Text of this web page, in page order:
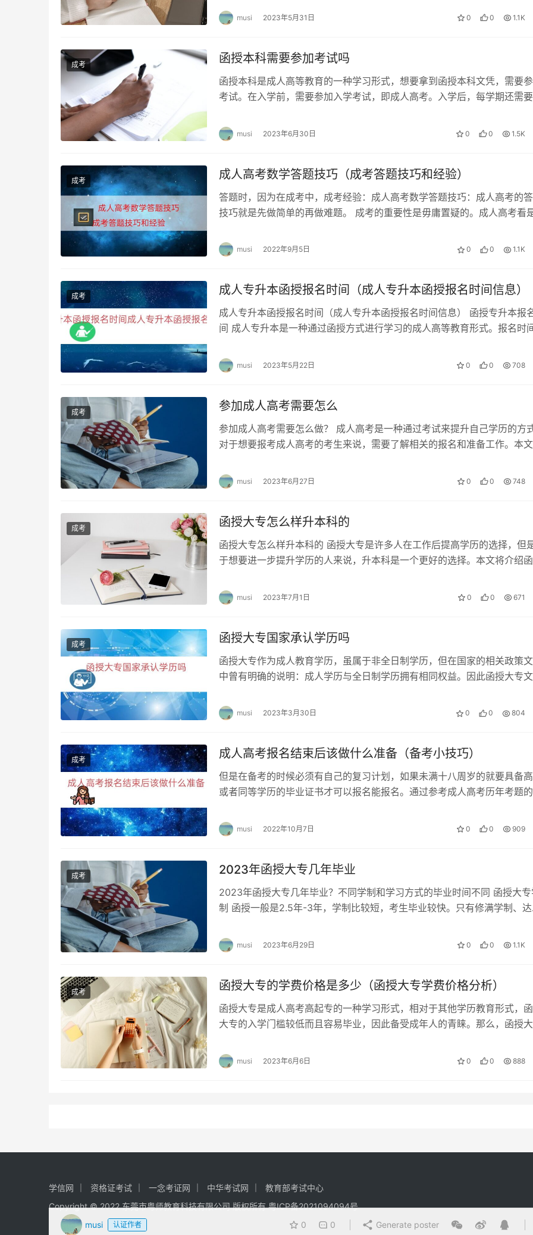
以上是各类成人高考和成人本科的报名时间和流程。在报名之前，考生需要仔细阅读当年的招考公告，确保自己符
招生条件。此外，考生需要提前准备好所需的证件和材料，以免耽误报名和现场确认时间。同时，考生也需要注
除了了解报名时间和流程外，考生还应该认真备考，提高自己的知识水平和应试能力。可以参加培训班、购买考试
料、进行模拟考试等方式进行备考。同时，考生也要保持良好的心态，积极面对考试，相信自己能够取得好成绩
总之，成人高考和成人本科是成年人完成高等教育的重要途径，报名时间和流程的了解是成功参加考试的关键。希
所有考生都能够顺利完成报名和考试，实现自己的教育梦想。
musi 认证作者 0 0 Generate poster
musi 2023年5月31日 0 0 1.1K
成考 函授本科需要参加考试吗
函授本科是成人高等教育的一种学习形式，想要拿到函授本科文凭，需要
考试。在入学前，需要参加入学考试，即成人高考。入学后，每学期还需要
musi 2023年6月30日 0 0 1.5K
成考 成人高考数学答题技巧（成考答题技巧和经验）
答题时，因为在成考中，成考经验：成人高考数学答题技巧：成人高考的
技巧就是先做简单的再做难题。 成考的重要性是毋庸置疑的。成人高考看
musi 2022年9月5日 0 0 1.1K
成考 成人专升本函授报名时间（成人专升本函授报名时间信息）
成人专升本函授报名时间（成人专升本函授报名时间信息） 函授专升本报
间 成人专升本是一种通过函授方式进行学习的成人高等教育形式。报名时
musi 2023年5月22日 0 0 708
成考 参加成人高考需要怎么
参加成人高考需要怎么做？ 成人高考是一种通过考试来提升自己学历的方式
对于想要报考成人高考的考生来说，需要了解相关的报名和准备工作。本文
musi 2023年6月27日 0 0 748
成考 函授大专怎么样升本科的
函授大专怎么样升本科的 函授大专是许多人在工作后提高学历的选择，但
于想要进一步提升学历的人来说，升本科是一个更好的选择。本文将介绍函
musi 2023年7月1日 0 0 671
成考 函授大专国家承认学历吗
函授大专作为成人教育学历，虽属于非全日制学历，但在国家的相关政策
中曾有明确的说明：成人学历与全日制学历拥有相同权益。因此函授大专文
musi 2023年3月30日 0 0 804
成考 成人高考报名结束后该做什么准备（备考小技巧）
但是在备考的时候必须有自己的复习计划，如果未满十八周岁的就要具备
或者同等学历的毕业证书才可以报名能报名。通过参考成人高考历年考题的
musi 2022年10月7日 0 0 909
成考 2023年函授大专几年毕业
2023年函授大专几年毕业？不同学制和学习方式的毕业时间不同 函授大专
制 函授一般是2.5年-3年，学制比较短，考生毕业较快。只有修满学制、达
musi 2023年6月29日 0 0 1.1K
成考 函授大专的学费价格是多少（函授大专学费价格分析）
函授大专是成人高考高起专的一种学习形式，相对于其他学历教育形式，
大专的入学门槛较低而且容易毕业，因此备受成年人的青睐。那么，函授大
musi 2023年6月6日 0 0 888
学信网 资格证考试 一念考证网 中华考试网
教育部考试中心
Copyright © 2022 东莞市粤师教育科技有限公司 版权所有粤ICP备2021094094号